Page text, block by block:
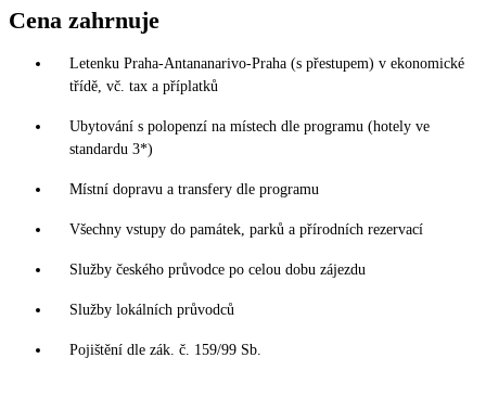
Cena zahrnuje
Letenku Praha-Antananarivo-Praha (s přestupem) v ekonomické
třídě, vč. tax a příplatků
Ubytování s polopenzí na místech dle programu (hotely ve
standardu 3*)
Místní dopravu a transfery dle programu
Všechny vstupy do památek, parků a přírodních rezervací
Služby českého průvodce po celou dobu zájezdu
Služby lokálních průvodců
Pojištění dle zák. č. 159/99 Sb.